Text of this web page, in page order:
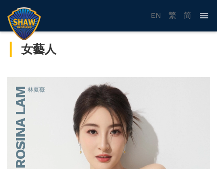
EN 繁 简
女藝人
林夏薇
ROSINA LAM